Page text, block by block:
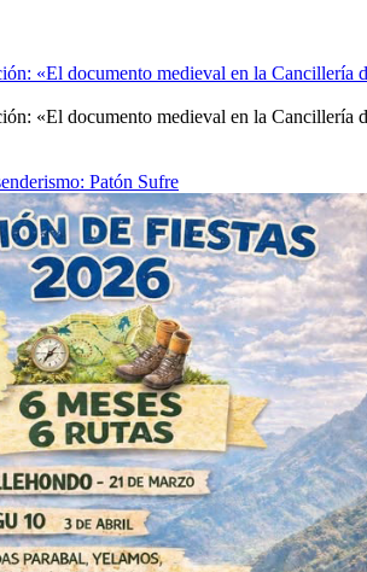
«El documento medieval en la Cancillería
«El documento medieval en la Cancillería
Patón Sufre